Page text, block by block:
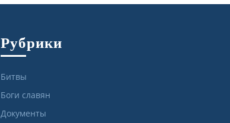
Рубрики
Битвы
Боги славян
Документы